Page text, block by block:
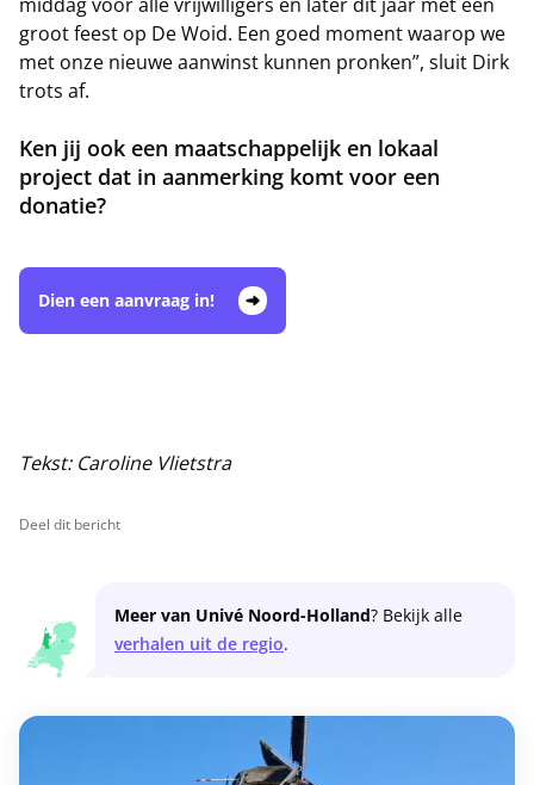
groot feest op De Woid. Een goed moment waarop we
met onze nieuwe aanwinst kunnen pronken”, sluit Dirk
trots af.
Ken jij ook een maatschappelijk en lokaal
project dat in aanmerking komt voor een
donatie?
Dien een aanvraag in!
Tekst: Caroline Vlietstra
Deel dit bericht
Meer van Univé Noord-Holland? Bekijk alle
verhalen uit de regio.